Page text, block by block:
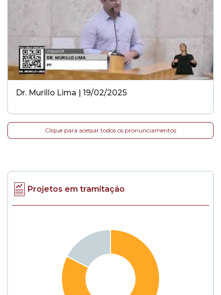
Dr. Murillo Lima | 19/02/2025
Clique para acessar todos os pronunciamentos
Projetos em tramitação